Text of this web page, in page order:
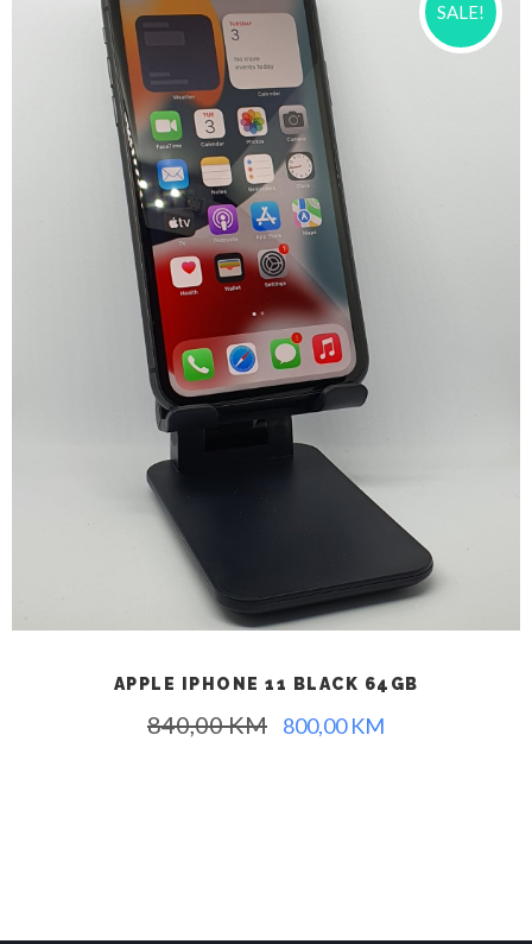
SALE!
APPLE IPHONE 11 BLACK 64GB
840,00KM 800,00KM